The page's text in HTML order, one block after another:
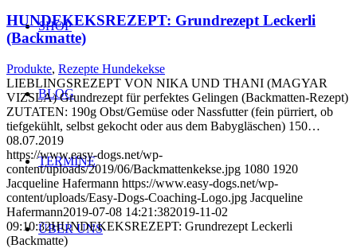
SHOP
BLOG
TERMINE
ÜBER UNS
HUNDEKEKSREZEPT: Grundrezept Leckerli
(Backmatte)
Produkte, Rezepte Hundekekse
LIEBLINGSREZEPT VON NIKA UND THANI (MAGYAR
VIZSLA) Grundrezept für perfektes Gelingen (Backmatten-Rezept)
ZUTATEN: 190g Obst/Gemüse oder Nassfutter (fein pürriert, ob
tiefgekühlt, selbst gekocht oder aus dem Babygläschen) 150…
08.07.2019
https://www.easy-dogs.net/wp-
content/uploads/2019/06/Backmattenkekse.jpg 1080 1920
Jacqueline Hafermann https://www.easy-dogs.net/wp-
content/uploads/Easy-Dogs-Coaching-Logo.jpg Jacqueline
Hafermann2019-07-08 14:21:382019-11-02
09:10:32HUNDEKEKSREZEPT: Grundrezept Leckerli
(Backmatte)